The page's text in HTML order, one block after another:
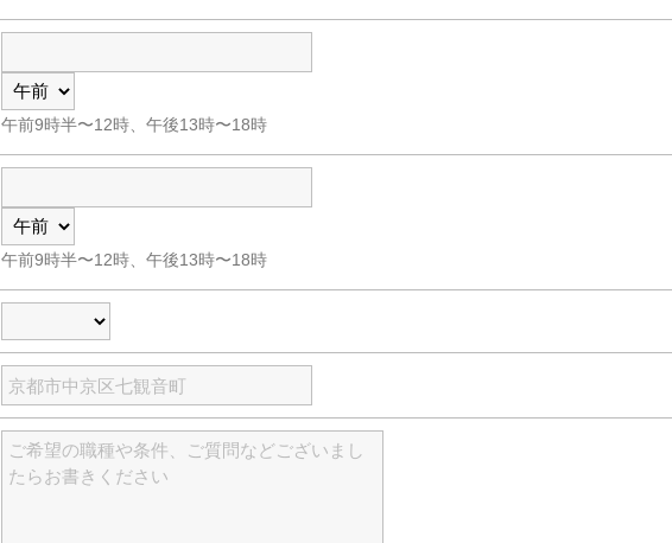
午前9時半〜12時、午後13時〜18時
午前9時半〜12時、午後13時〜18時